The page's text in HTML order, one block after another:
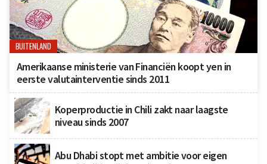
BUITENLAND
Amerikaanse ministerie van Financiën koopt yen in
eerste valutainterventie sinds 2011
Koperproductie in Chili zakt naar laagste
niveau sinds 2007
Abu Dhabi stopt met ambitie voor eigen